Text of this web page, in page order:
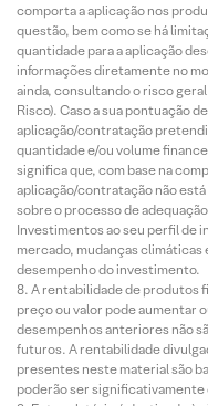
comporta a aplicação nos
questão, bem como se há
quantidade para a aplicação
informações diretamente no
ainda, consultando o risco
Risco). Caso a sua pontuação
aplicação/contratação
quantidade e/ou volume
significa que, com base na
aplicação/contratação não está
sobre o processo de
Investimentos ao seu perfil de
mercado, mudanças
desempenho do investimento.
A rentabilidade de produtos
preço ou valor pode aumentar
desempenhos anteriores não
futuros. A rentabilidade
presentes neste material são
poderão ser